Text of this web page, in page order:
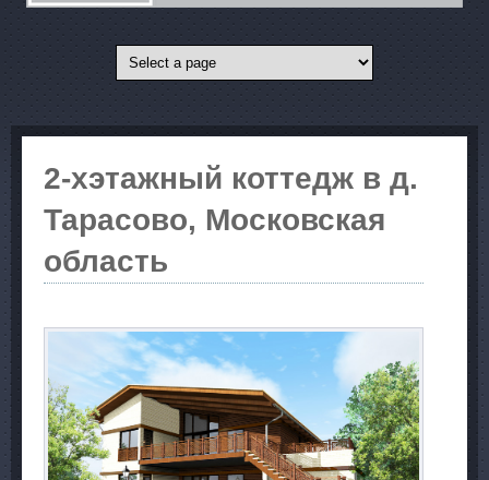
2-хэтажный коттедж в д.
Тарасово, Московская
область